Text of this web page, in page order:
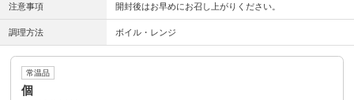
注意事項 開封後はお早めにお召し上がりください。
調理方法 ボイル・レンジ
常温品
個